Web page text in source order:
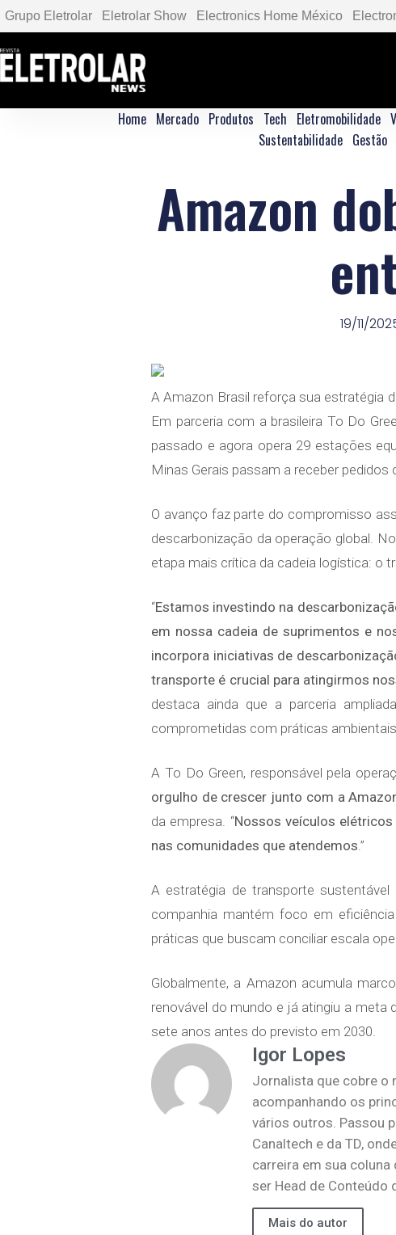
Grupo Eletrolar Eletrolar Show Electronics Home México
Home Mercado Produtos Tech Eletromobilidade
Sustentabilidade Gestão
Amazon
19/11/
A Amazon Brasil reforça sua estratégia
Em parceria com a brasileira To Do
passado e agora opera 29 estações
Minas Gerais passam a receber
O avanço faz parte do compromisso
descarbonização da operação global.
etapa mais crítica da cadeia logística: o
“Estamos investindo na
em nossa cadeia de suprimentos e
incorpora iniciativas de
transporte é crucial para atingirmos
destaca ainda que a parceria
comprometidas com práticas
A To Do Green, responsável pela
orgulho de crescer junto com a
da empresa. “Nossos veículos
nas comunidades que atendemos.”
A estratégia de transporte
companhia mantém foco em
práticas que buscam conciliar escala
Globalmente, a Amazon acumula
renovável do mundo e já atingiu a
sete anos antes do previsto em 2030.
Igor Lopes
Jornalista que cobre o
acompanhando os
vários outros. Passou
Canaltech e da TD,
carreira em sua coluna
ser Head de Conteúdo
Mais do autor